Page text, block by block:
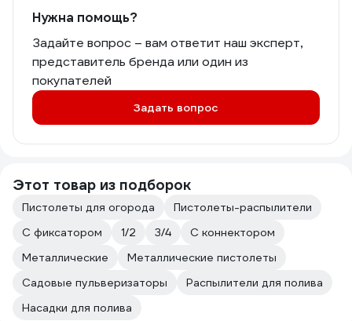
Нужна помощь?
Задайте вопрос – вам ответит наш эксперт,
представитель бренда или один из
покупателей
Задать вопрос
Этот товар из подборок
Пистолеты для огорода
Пистолеты-распылители
С фиксатором
1/2 3/4
С коннектором
Металлические
Металлические пистолеты
Садовые пульверизаторы
Распылители для полива
Насадки для полива